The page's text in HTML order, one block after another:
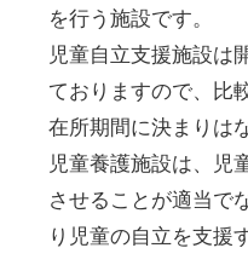
を行う施設です。
児童自立支援施設は
ておりますので、比
在所期間に決まりは
児童養護施設は、児
させることが適当で
り児童の自立を支援